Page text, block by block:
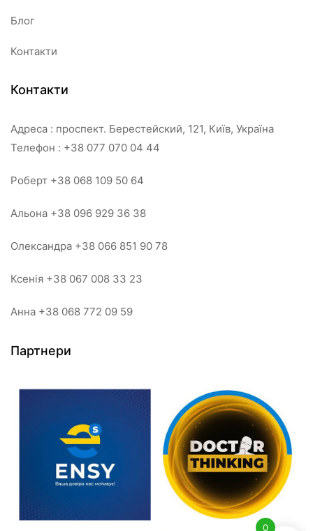
Блог
Контакти
Контакти
Адреса : проспект. Берестейский, 121, Київ, Україна
Телефон : +38 077 070 04 44
Роберт +38 068 109 50 64
Альона +38 096 929 36 38
Олександра +38 066 851 90 78
Ксенія +38 067 008 33 23
Анна +38 068 772 09 59
Партнери
0